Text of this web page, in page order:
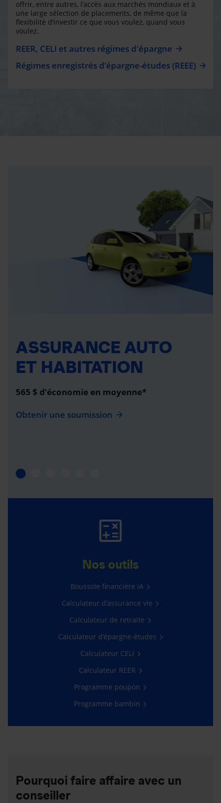
offrir, entre autres, l’accès aux marchés mondiaux et à
une large sélection de placements, de même que la
flexibilité d’investir ce que vous voulez, quand vous
voulez.
REER, CELI et autres régimes d'épargne
Régimes enregistrés d’épargne-études (REEE)
ASSURANCE AUTO
ET HABITATION
565 $ d’économie en moyenne*
Obtenir une soumission
Nos outils
Boussole financière iA
Calculateur d’assurance vie
Calculateur de retraite
Calculateur d’épargne-études
Calculateur CELI
Calculateur REER
Programme poupon
Programme bambin
Pourquoi faire affaire avec un
conseiller